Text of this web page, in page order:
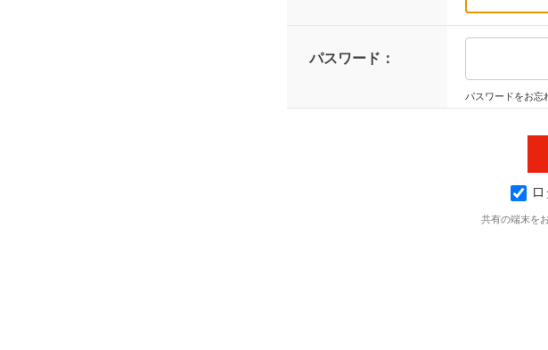
パスワード：
パスワードをお忘
共有の端末を